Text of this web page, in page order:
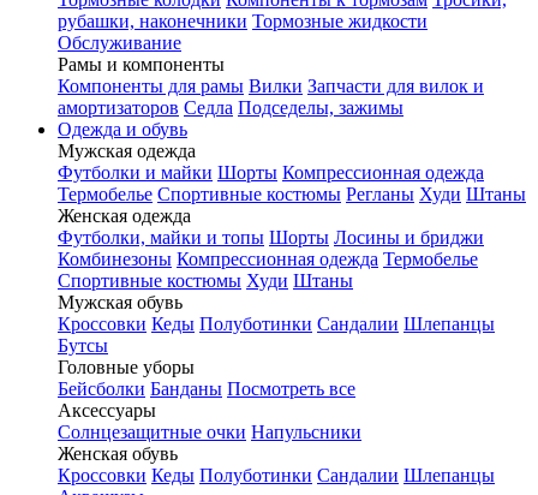
рубашки, наконечники Тормозные жидкости
Обслуживание
Рамы и компоненты
Компоненты для рамы Вилки Запчасти для вилок и
амортизаторов Седла Подседелы, зажимы
Одежда и обувь
Мужская одежда
Футболки и майки Шорты Компрессионная одежда
Термобелье Спортивные костюмы Регланы Худи Штаны
Женская одежда
Футболки, майки и топы Шорты Лосины и бриджи
Комбинезоны Компрессионная одежда Термобелье
Спортивные костюмы Худи Штаны
Мужская обувь
Кроссовки Кеды Полуботинки Сандалии Шлепанцы
Бутсы
Головные уборы
Бейсболки Банданы Посмотреть все
Аксессуары
Солнцезащитные очки Напульсники
Женская обувь
Кроссовки Кеды Полуботинки Сандалии Шлепанцы